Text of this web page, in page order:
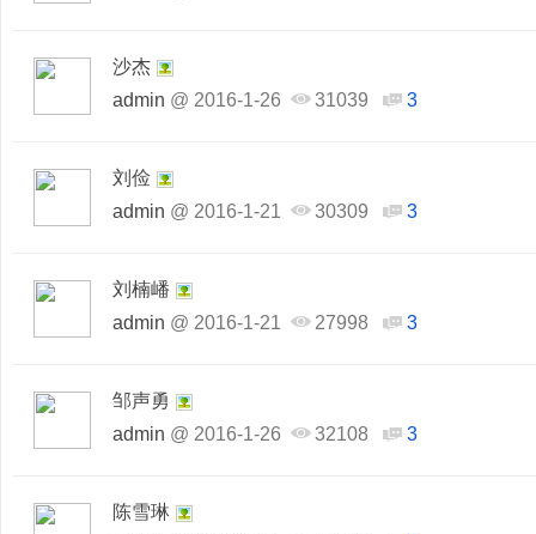
沙杰
admin @ 2016-1-26 31039 3
刘俭
admin @ 2016-1-21 30309 3
刘楠嶓
admin @ 2016-1-21 27998 3
邹声勇
admin @ 2016-1-26 32108 3
陈雪琳